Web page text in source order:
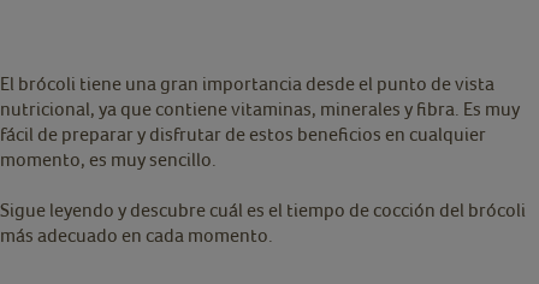
El brócoli tiene una gran importancia desde el punto de vista
nutricional, ya que contiene vitaminas, minerales y fibra. Es muy
fácil de preparar y disfrutar de estos beneficios en cualquier
momento, es muy sencillo.
Sigue leyendo y descubre cuál es el tiempo de cocción del brócoli
más adecuado en cada momento.